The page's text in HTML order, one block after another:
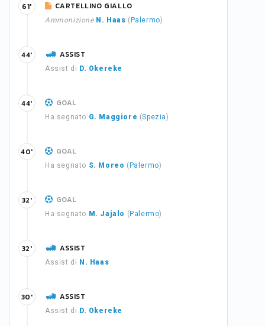
CARTELLINO GIALLO
Ammonizione N. Haas ( Palermo)
61'
ASSIST
Assist di D. Okereke
44'
GOAL
Ha segnato G. Maggiore (Spezia)
44'
GOAL
Ha segnato S. Moreo ( Palermo)
40'
GOAL
Ha segnato M. Jajalo ( Palermo)
32'
ASSIST
Assist di N. Haas
32'
ASSIST
Assist di D. Okereke
30'